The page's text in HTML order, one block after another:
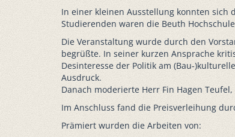
In einer kleinen Ausstellung konnten sich
Studierenden waren die Beuth
Die Veranstaltung wurde durch den
begrüßte. In seiner kurzen Ansprache
Desinteresse der Politik am (Bau-
Ausdruck.
Danach moderierte Herr Fin Hagen
Im Anschluss fand die Preisverleihung
Prämiert wurden die Arbeiten von: